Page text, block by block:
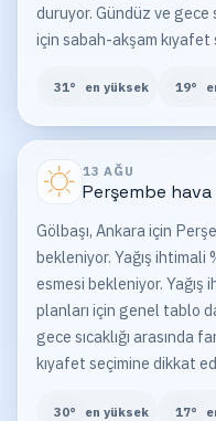
duruyor. Gündüz ve gece
için sabah-akşam
31° en yüksek 19°
13 AĞU
Perşembe hava
Gölbaşı, Ankara için
bekleniyor. Yağış
esmesi bekleniyor. Yağış
planları için genel tablo
gece sıcaklığı arasında
kıyafet seçimine dikkat
30° en yüksek 17°